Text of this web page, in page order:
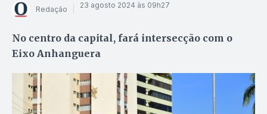
Redação 23 agosto 2024 às 09h27
No centro da capital, fará intersecção com o
Eixo Anhanguera